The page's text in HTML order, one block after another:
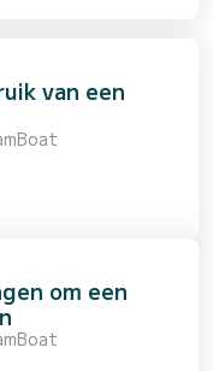
van een
om een